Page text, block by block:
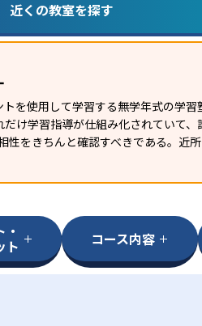
近くの教室を探す
を使用して学習する無学年式の学
け学習指導が仕組み化されていて
をきちんと確認すべきである。近
ト コース内容